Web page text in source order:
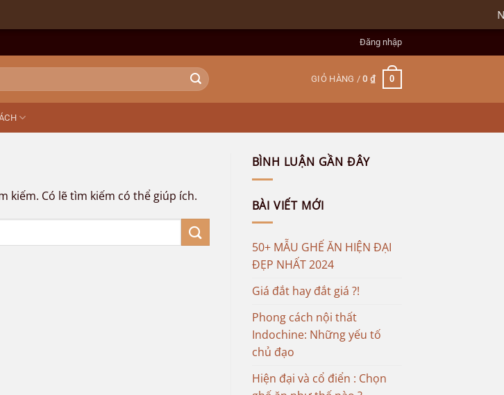
Đăng nhập
GIỎ HÀNG /0 ₫ 0
Có lẽ tìm kiếm có thể giúp ích.
BÌNH LUẬN GẦN ĐÂY
BÀI VIẾT MỚI
50+ MẪU GHẾ ĂN HIỆN ĐẠI
ĐẸP NHẤT 2024
Giá đắt hay đắt giá ?!
Phong cách nội thất
Indochine: Những yếu tố
chủ đạo
Hiện đại và cổ điển : Chọn
Nội